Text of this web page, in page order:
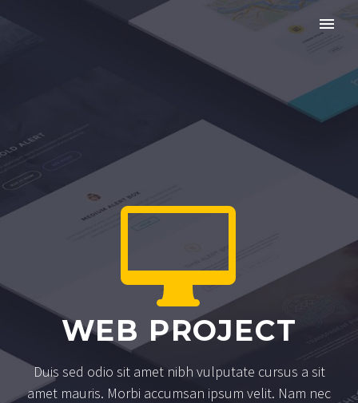


WEB PROJECT
Duis sed odio sit amet nibh vulputate cursus a sit
amet mauris. Morbi accumsan ipsum velit. Nam nec